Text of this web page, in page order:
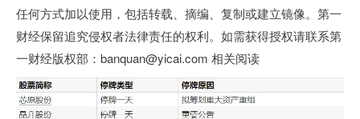
任何方式加以使用，包括转载、摘编、复制或建立镜像。第一
财经保留追究侵权者法律责任的权利。如需获得授权请联系第
一财经版权部：banquan@yicai.com 相关阅读